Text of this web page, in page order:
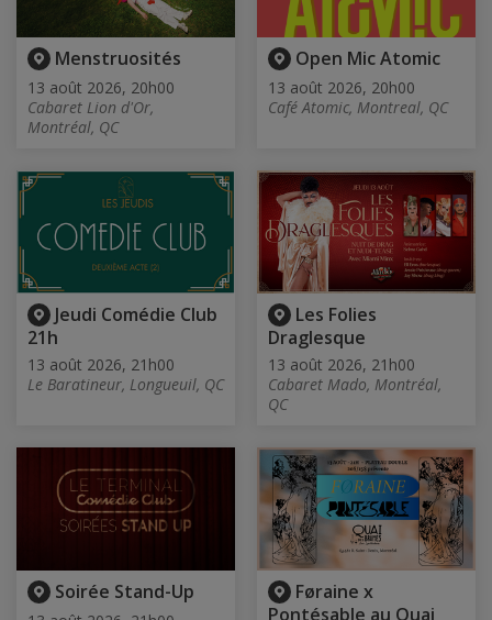
Menstruosités
13 août 2026, 20h00
Cabaret Lion d'Or,
Montréal, QC
Open Mic Atomic
13 août 2026, 20h00
Café Atomic, Montreal, QC
Jeudi Comédie Club
21h
13 août 2026, 21h00
Le Baratineur, Longueuil, QC
Les Folies
Draglesque
13 août 2026, 21h00
Cabaret Mado, Montréal,
QC
Soirée Stand-Up
Føraine x
Pontésable au Quai